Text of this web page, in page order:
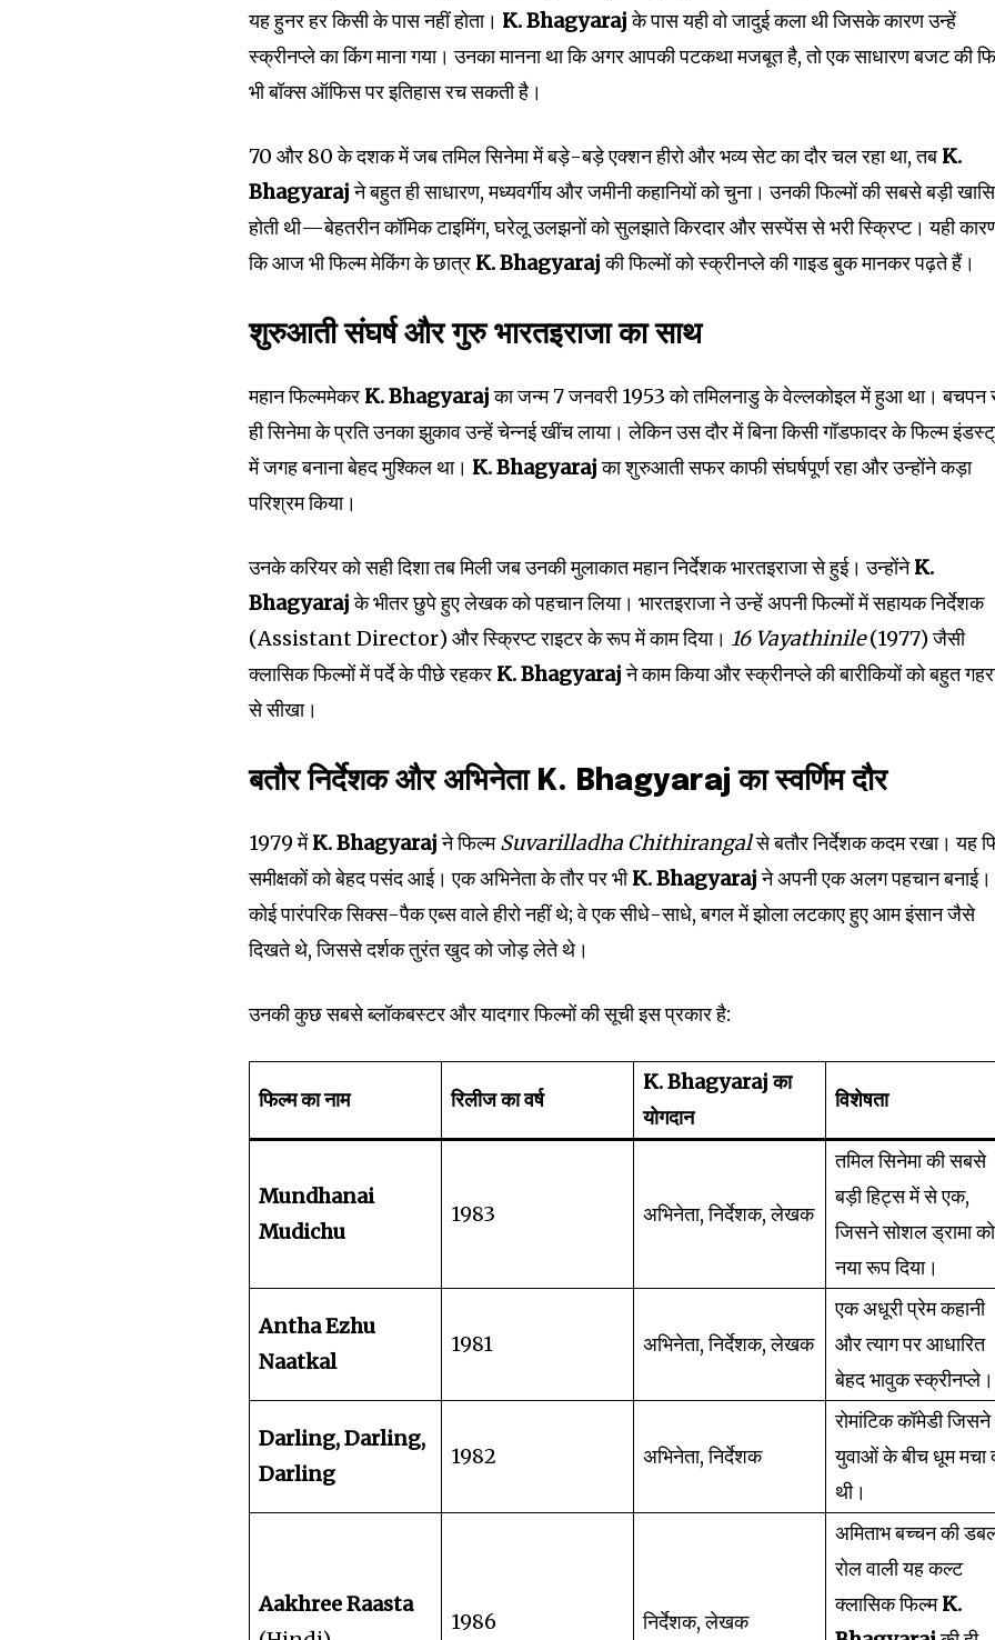
यह हुनर हर किसी के पास नहीं होता। K. Bhagyarajके पास यही वो जादुई कला थी जिसके कारण उन्हें
स्क्रीनप्ले का किंग माना गया। उनका मानना था कि अगर आपकी पटकथा मजबूत है, तो एक साधारण बजट की
भी बॉक्स ऑफिस पर इतिहास रच सकती है।
70 और 80 के दशक में जब तमिल सिनेमा में बड़े-बड़े एक्शन हीरो और भव्य सेट का दौर चल रहा था, तब K.
Bhagyarajने बहुत ही साधारण, मध्यवर्गीय और जमीनी कहानियों को चुना। उनकी फिल्मों की सबसे बड़ी
होती थी—बेहतरीन कॉमिक टाइमिंग, घरेलू उलझनों को सुलझाते किरदार और सस्पेंस से भरी स्क्रिप्ट। यही
कि आज भी फिल्म मेकिंग के छात्र K. Bhagyarajकी फिल्मों को स्क्रीनप्ले की गाइड बुक मानकर पढ़ते हैं।
शुरुआती संघर्ष और गुरु भारतइराजा का साथ
महान फिल्ममेकर K. Bhagyarajका जन्म 7 जनवरी 1953 को तमिलनाडु के वेल्लकोइल में हुआ था। बचपन
ही सिनेमा के प्रति उनका झुकाव उन्हें चेन्नई खींच लाया। लेकिन उस दौर में बिना किसी गॉडफादर के फिल्म
में जगह बनाना बेहद मुश्किल था। K. Bhagyarajका शुरुआती सफर काफी संघर्षपूर्ण रहा और उन्होंने कड़ा
परिश्रम किया।
उनके करियर को सही दिशा तब मिली जब उनकी मुलाकात महान निर्देशक भारतइराजा से हुई। उन्होंनेK.
Bhagyarajके भीतर छुपे हुए लेखक को पहचान लिया। भारतइराजा ने उन्हें अपनी फिल्मों में सहायक निर्देशक
(Assistant Director) और स्क्रिप्ट राइटर के रूप में काम दिया। 16 Vayathinile(1977) जैसी
क्लासिक फिल्मों में पर्दे के पीछे रहकर K. Bhagyarajने काम किया और स्क्रीनप्ले की बारीकियों को बहुत
से सीखा।
बतौर निर्देशक और अभिनेता K. Bhagyaraj का स्वर्णिम दौर
1979 मेंK. Bhagyarajने फिल्मSuvarilladha Chithirangalसे बतौर निर्देशक कदम रखा। यह
समीक्षकों को बेहद पसंद आई। एक अभिनेता के तौर पर भीK. Bhagyarajने अपनी एक अलग पहचान
कोई पारंपरिक सिक्स-पैक एब्स वाले हीरो नहीं थे; वे एक सीधे-साधे, बगल में झोला लटकाए हुए आम इंसान जैसे
दिखते थे, जिससे दर्शक तुरंत खुद को जोड़ लेते थे।
उनकी कुछ सबसे ब्लॉकबस्टर और यादगार फिल्मों की सूची इस प्रकार है:
फिल्म का नाम रिलीज का वर्ष
K. Bhagyaraj का
योगदान
विशेषता
Mundhanai
Mudichu
1983 अभिनेता, निर्देशक, लेखक
तमिल सिनेमा की सबसे
बड़ी हिट्स में से एक,
जिसने सोशल ड्रामा को
नया रूप दिया।
Antha Ezhu
Naatkal
1981 अभिनेता, निर्देशक, लेखक
एक अधूरी प्रेम कहानी
और त्याग पर आधारित
बेहद भावुक स्क्रीनप्ले।
Darling, Darling,
Darling
1982 अभिनेता, निर्देशक
रोमांटिक कॉमेडी जिसने
युवाओं के बीच धूम मचा
थी।
Aakhree Raasta
1986 निर्देशक, लेखक
अमिताभ बच्चन की
रोल वाली यह कल्ट
क्लासिक फिल्मK.